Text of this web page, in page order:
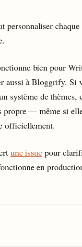
personnaliser
bien pour
aussi à Bloggrify. Si
système de thèmes,
propre — même si
officiellement.
une issue pour
en